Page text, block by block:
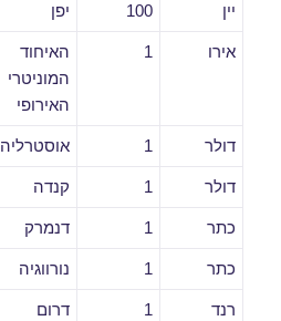
יין 100 יפן
אירו 1
האיחוד
המוניטרי
האירופי
דולר 1 אוסטרליה
דולר 1 קנדה
כתר 1 דנמרק
כתר 1 נורווגיה
רנד 1
דרום